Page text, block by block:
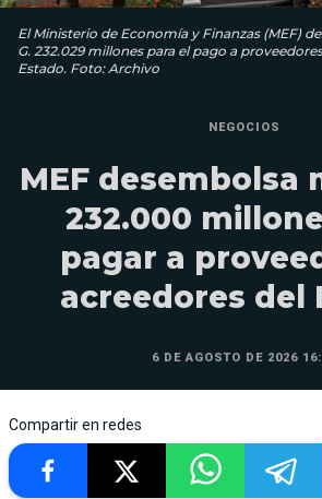
El Ministerio de Economía y Finanzas (MEF)
G. 232.029 millones para el pago a
Estado. Foto: Archivo
NEGOCIOS
MEF desembolsa
232.000
pagar a
acreedores del
6 DE AGOSTO DE 2026
Compartir en redes